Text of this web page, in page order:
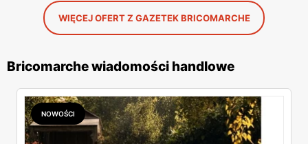
WIĘCEJ OFERT Z GAZETEK BRICOMARCHE
Bricomarche wiadomości handlowe
NOWOŚCI